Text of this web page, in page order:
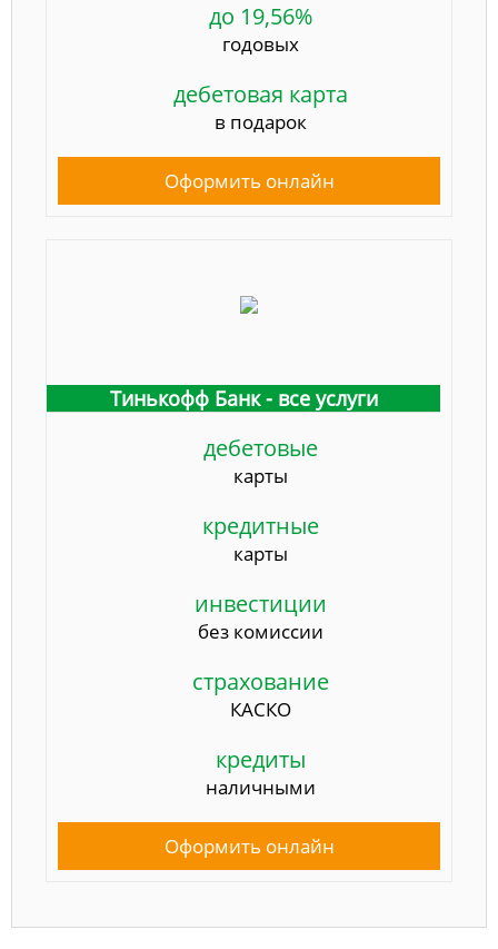
до 19,56%
годовых
дебетовая карта
в подарок
Оформить онлайн
Тинькофф Банк - все услуги
дебетовые
карты
кредитные
карты
инвестиции
без комиссии
страхование
КАСКО
кредиты
наличными
Оформить онлайн